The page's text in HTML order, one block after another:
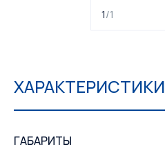
1/1
ХАРАКТЕРИСТИКИ
ГАБАРИТЫ